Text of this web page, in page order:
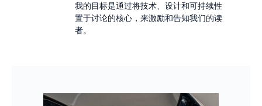
我的目标是通过将技术、设计和可持续性
置于讨论的核心，来激励和告知我们的读
者。